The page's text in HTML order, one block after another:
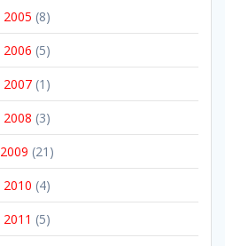
2005 (8)
2006 (5)
2007(1)
2008 (3)
2009 (21)
2010 (4)
2011 (5)